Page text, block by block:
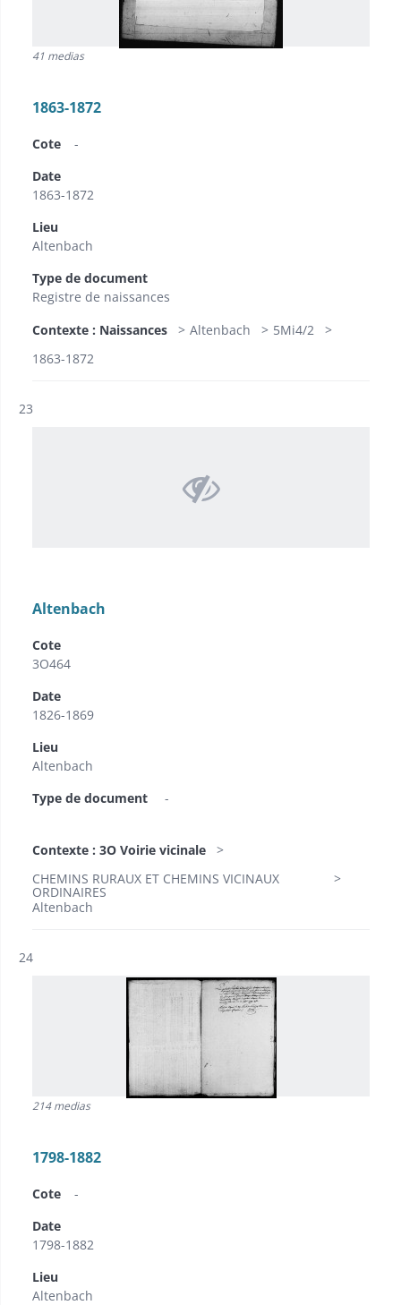
41 medias
1863-1872
Cote
-
Date
1863-1872
Lieu
Altenbach
Type de document
Registre de naissances
Contexte : Naissances
Altenbach
5Mi4/2
1863-1872
Résultat n°
23
Altenbach
Cote
3O464
Date
1826-1869
Lieu
Altenbach
Type de document
-
Contexte : 3O Voirie vicinale
CHEMINS RURAUX ET CHEMINS VICINAUX
ORDINAIRES
Altenbach
Résultat n°
24
214 medias
1798-1882
Cote
-
Date
1798-1882
Lieu
Altenbach